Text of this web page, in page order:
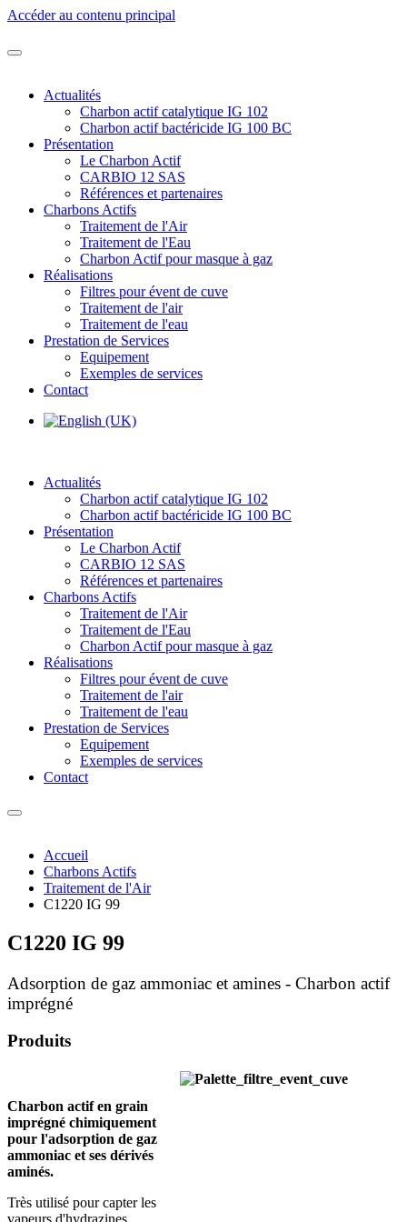
Accéder au contenu principal
Actualités
Charbon actif catalytique IG 102
Charbon actif bactéricide IG 100 BC
Présentation
Le Charbon Actif
CARBIO 12 SAS
Références et partenaires
Charbons Actifs
Traitement de l'Air
Traitement de l'Eau
Charbon Actif pour masque à gaz
Réalisations
Filtres pour évent de cuve
Traitement de l'air
Traitement de l'eau
Prestation de Services
Equipement
Exemples de services
Contact
Actualités
Charbon actif catalytique IG 102
Charbon actif bactéricide IG 100 BC
Présentation
Le Charbon Actif
CARBIO 12 SAS
Références et partenaires
Charbons Actifs
Traitement de l'Air
Traitement de l'Eau
Charbon Actif pour masque à gaz
Réalisations
Filtres pour évent de cuve
Traitement de l'air
Traitement de l'eau
Prestation de Services
Equipement
Exemples de services
Contact
Accueil
Charbons Actifs
Traitement de l'Air
C1220 IG 99
C1220 IG 99
Adsorption de gaz ammoniac et amines - Charbon actif
imprégné
Produits
Charbon actif en grain
imprégné chimiquement
pour l'adsorption de gaz
ammoniac et ses dérivés
aminés.
Très utilisé pour capter les